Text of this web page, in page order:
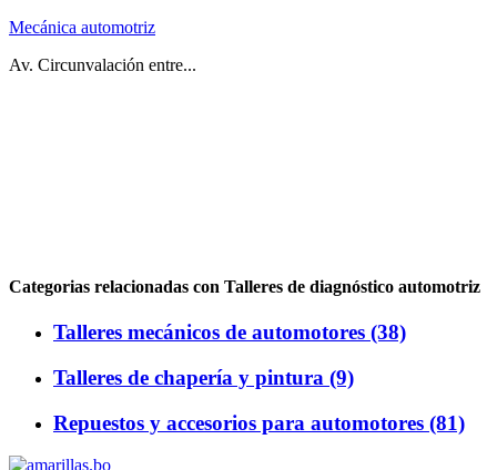
Mecánica automotriz
Av. Circunvalación entre...
Categorias relacionadas con Talleres de diagnóstico automotriz
Talleres mecánicos de automotores (38)
Talleres de chapería y pintura (9)
Repuestos y accesorios para automotores (81)